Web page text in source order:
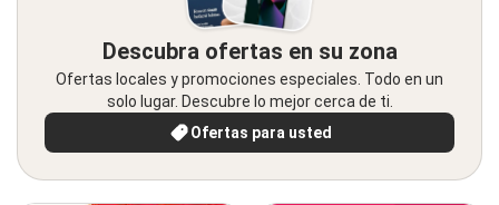
Descubra ofertas en su zona
Ofertas locales y promociones especiales. Todo en un
solo lugar. Descubre lo mejor cerca de ti.
Ofertas para usted